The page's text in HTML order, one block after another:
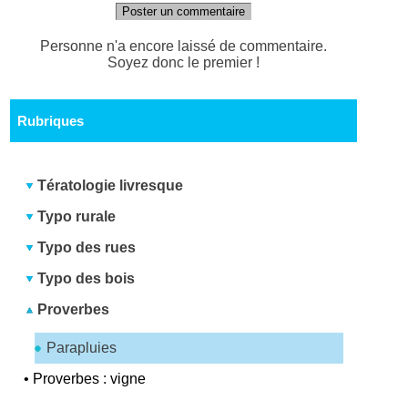
Poster un commentaire
Personne n'a encore laissé de commentaire.
Soyez donc le premier !
Rubriques
Tératologie livresque
Typo rurale
Typo des rues
Typo des bois
Proverbes
Parapluies
• Proverbes : vigne